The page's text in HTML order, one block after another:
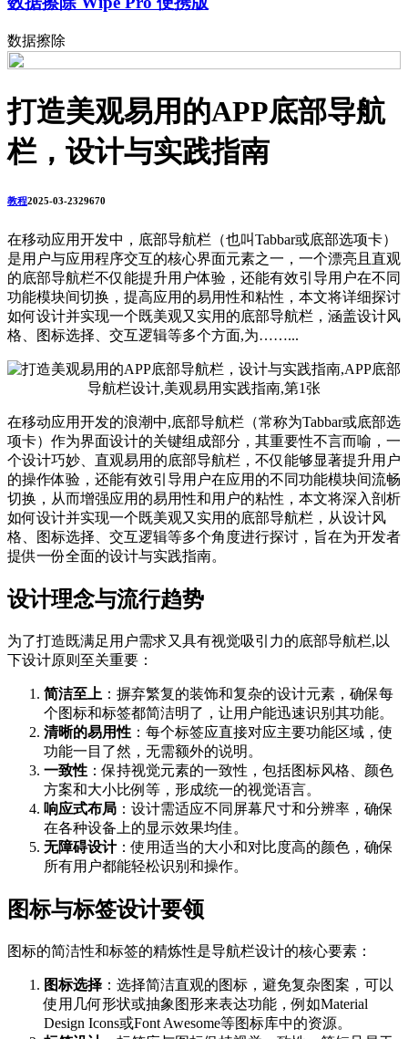
数据擦除
打造美观易用的APP底部导航
栏，设计与实践指南
教程2025-03-2329670
在移动应用开发中，底部导航栏（也叫Tabbar或底部选项卡）
是用户与应用程序交互的核心界面元素之一，一个漂亮且直观
的底部导航栏不仅能提升用户体验，还能有效引导用户在不同
功能模块间切换，提高应用的易用性和粘性，本文将详细探讨
如何设计并实现一个既美观又实用的底部导航栏，涵盖设计风
格、图标选择、交互逻辑等多个方面,为……...
在移动应用开发的浪潮中,底部导航栏（常称为Tabbar或底部选
项卡）作为界面设计的关键组成部分，其重要性不言而喻，一
个设计巧妙、直观易用的底部导航栏，不仅能够显著提升用户
的操作体验，还能有效引导用户在应用的不同功能模块间流畅
切换，从而增强应用的易用性和用户的粘性，本文将深入剖析
如何设计并实现一个既美观又实用的底部导航栏，从设计风
格、图标选择、交互逻辑等多个角度进行探讨，旨在为开发者
提供一份全面的设计与实践指南。
设计理念与流行趋势
为了打造既满足用户需求又具有视觉吸引力的底部导航栏,以
下设计原则至关重要：
简洁至上 ：摒弃繁复的装饰和复杂的设计元素，确保每
个图标和标签都简洁明了，让用户能迅速识别其功能。
清晰的易用性 ：每个标签应直接对应主要功能区域，使
功能一目了然，无需额外的说明。
一致性 ：保持视觉元素的一致性，包括图标风格、颜色
方案和大小比例等，形成统一的视觉语言。
响应式布局 ：设计需适应不同屏幕尺寸和分辨率，确保
在各种设备上的显示效果均佳。
无障碍设计：使用适当的大小和对比度高的颜色，确保
所有用户都能轻松识别和操作。
图标与标签设计要领
图标的简洁性和标签的精炼性是导航栏设计的核心要素：
图标选择 ：选择简洁直观的图标，避免复杂图案，可以
使用几何形状或抽象图形来表达功能，例如Material
Design Icons或Font Awesome等图标库中的资源。